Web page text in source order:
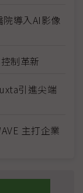
導入AI影像
制革新
引進尖端
主打企業